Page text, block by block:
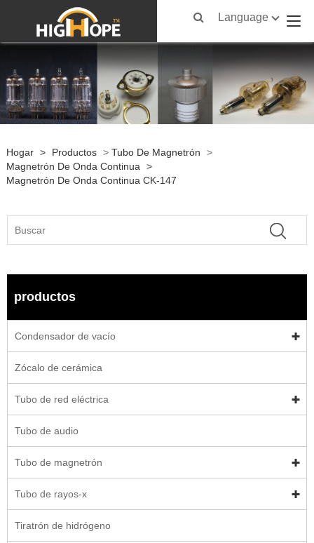
Language
Hogar > Productos > Tubo De Magnetrón
>
Magnetrón De Onda Continua
>
Magnetrón De Onda Continua CK-147
productos
Condensador de vacío
Zócalo de cerámica
Tubo de red eléctrica
Tubo de audio
Tubo de magnetrón
Tubo de rayos-x
Tiratrón de hidrógeno